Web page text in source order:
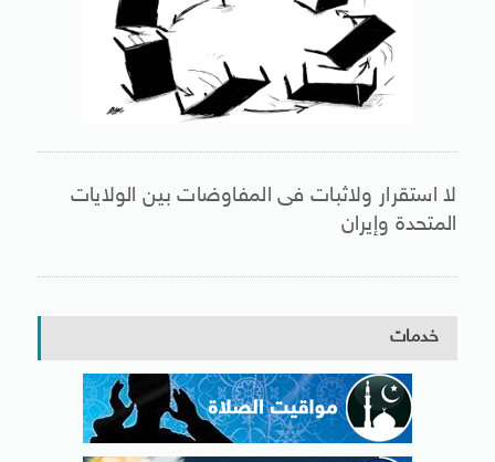
لا استقرار ولاثبات فى المفاوضات بين الولايات
المتحدة وإيران
خدمات